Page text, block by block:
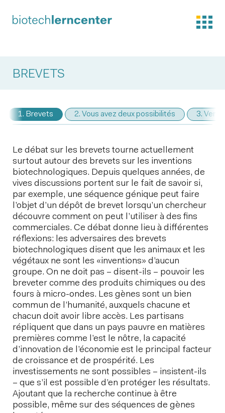
BREVETS
1. Brevets 2. Vous avez deux possibilités 3.
Le débat sur les brevets tourne actuellement
surtout autour des brevets sur les inventions
biotechnologiques. Depuis quelques années, de
vives discussions portent sur le fait de savoir si,
par exemple, une séquence génique peut faire
l’objet d’un dépôt de brevet lorsqu’un chercheur
découvre comment on peut l’utiliser à des fins
commerciales. Ce débat donne lieu à différentes
réflexions: les adversaires des brevets
biotechnologiques disent que les animaux et les
végétaux ne sont les «inventions» d’aucun
groupe. On ne doit pas – disent-ils – pouvoir les
breveter comme des produits chimiques ou des
fours à micro-ondes. Les gènes sont un bien
commun de l’humanité, auxquels chacune et
chacun doit avoir libre accès. Les partisans
répliquent que dans un pays pauvre en matières
premières comme l’est le nôtre, la capacité
d’innovation de l’économie est le principal facteur
de croissance et de prospérité. Les
investissements ne sont possibles – insistent-ils
– que s’il est possible d’en protéger les résultats.
Ajoutant que la recherche continue à être
possible, même sur des séquences de gènes